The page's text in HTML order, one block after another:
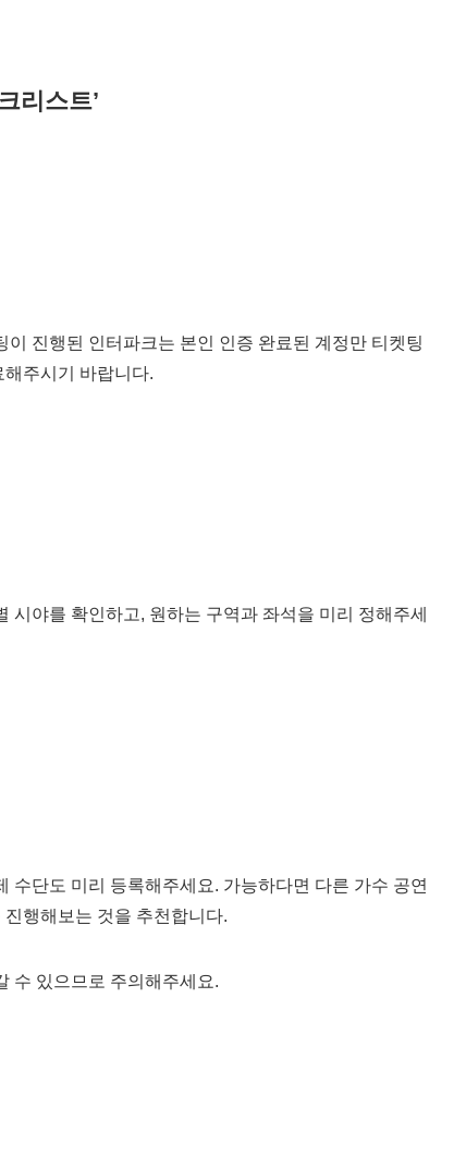
리스트’
이 진행된 인터파크는 본인 인증 완료된 계정만 티켓팅
주시기 바랍니다.
야를 확인하고, 원하는 구역과 좌석을 미리 정해주세
수단도 미리 등록해주세요. 가능하다면 다른 가수 공연
행해보는 것을 추천합니다.
수 있으므로 주의해주세요.